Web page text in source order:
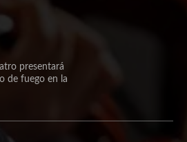
presentará
de fuego en la